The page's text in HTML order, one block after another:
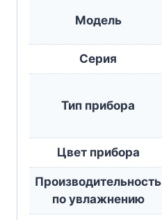
Модель
Серия
Тип прибора
Цвет прибора
Производительность
по увлажнению